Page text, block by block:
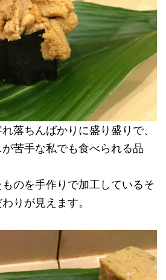
落ちんばかりに盛り盛りで、
苦手な私でも食べられる品
のを手作りで加工しているそ
りが見えます。